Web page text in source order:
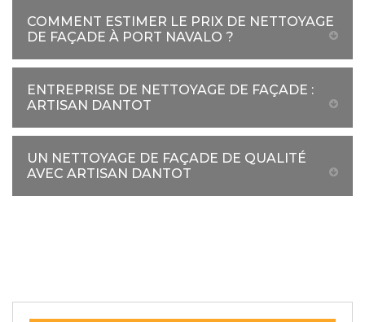
COMMENT ESTIMER LE PRIX DE NETTOYAGE
DE FAÇADE À PORT NAVALO ?
ENTREPRISE DE NETTOYAGE DE FAÇADE :
ARTISAN DANTOT
UN NETTOYAGE DE FAÇADE DE QUALITÉ
AVEC ARTISAN DANTOT